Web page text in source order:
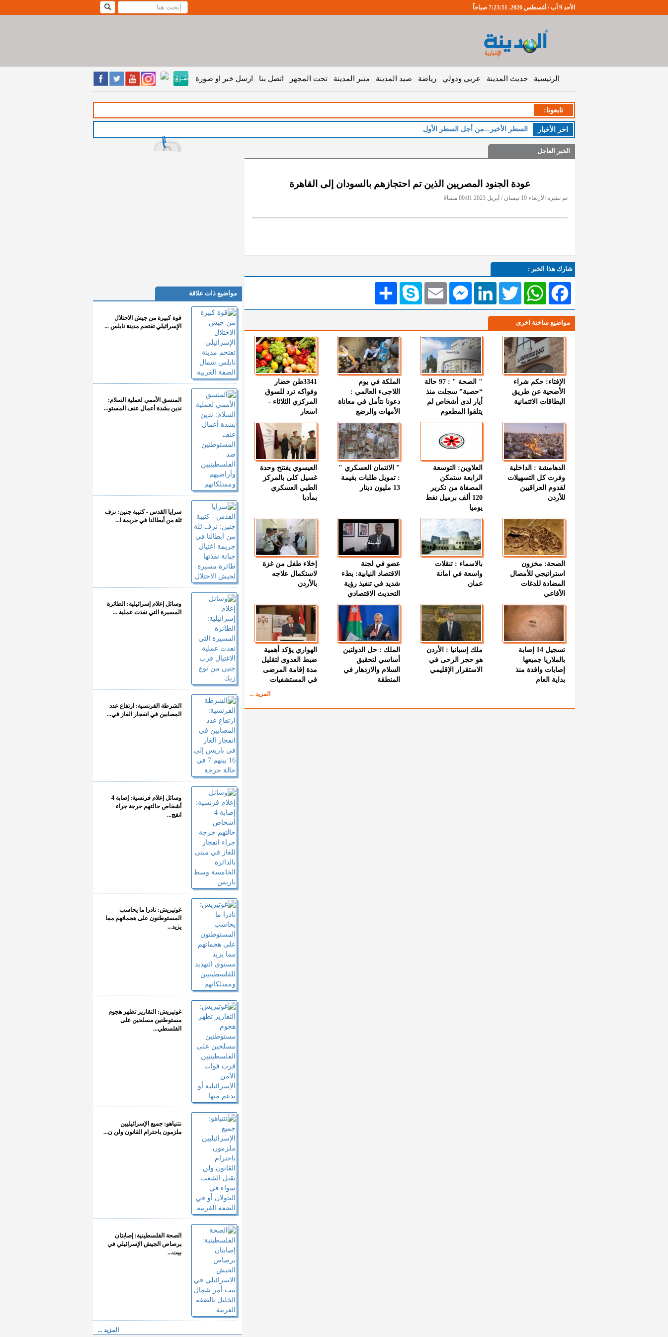
الأحد 9 آب / أغسطس 2026. 7:23:52 صباحاً
الرئيسية حديث المدينة عربي ودولي رياضة صيد المدينة منبر المدينة تحت المجهر اتصل بنا ارسل خبر او صورة
تابعونا:
اخر اﻷخبار السطر الأخير...من أجل السطر الأول
الخبر العاجل
عودة الجنود المصريين الذين تم احتجازهم بالسودان إلى القاهرة
تم نشره الأربعاء 19 نيسان / أبريل 2023 09:01 مساءً
شارك هذا الخبر :
انشر Skype EmailMessengerLinkedIn TwitterWhatsAppFacebook
مواضيع ساخنة اخرى
الإفتاء: حكم شراء
الأضحية عن طريق
البطاقات الائتمانية
" الصحة " : 97 حالة
“حصبة” سجلت منذ
أيار لدى أشخاص لم
يتلقوا المطعوم
الملكة في يوم
اللاجىء العالمي :
دعونا نتأمل في معاناة
الأمهات والرضع
3341طن خضار
وفواكه ترد للسوق
المركزي الثلاثاء -
اسعار
الدهامشة : الداخلية
وفرت كل التسهيلات
لقدوم العراقيين
للأردن
العلاوين: التوسعة
الرابعة ستمكن
المصفاة من تكرير
120 ألف برميل نفط
يوميا
" الائتمان العسكري "
: تمويل طلبات بقيمة
13 مليون دينار
العيسوي يفتتح وحدة
غسيل كلى بالمركز
الطبي العسكري
بمأدبا
الصحة: مخزون
استراتيجي للأمصال
المضادة للدغات
الأفاعي
بالاسماء : تنقلات
واسعة في امانة
عمان
عضو في لجنة
الاقتصاد النيابية: بطء
شديد في تنفيذ رؤية
التحديث الاقتصادي
إخلاء طفل من غزة
لاستكمال علاجه
بالأردن
تسجيل 14 إصابة
بالملاريا جميعها
إصابات وافدة منذ
بداية العام
ملك إسبانيا : الأردن
هو حجر الرحى في
الاستقرار الإقليمي
الملك : حل الدولتين
أساسي لتحقيق
السلام والازدهار في
المنطقة
الهواري يؤكد أهمية
ضبط العدوى لتقليل
مدة إقامة المرضى
في المستشفيات
المزيد ...
مواضيع ذات علاقة
قوة كبيرة من جيش الاحتلال
الإسرائيلي تقتحم مدينة نابلس ...
المنسق الأممي لعملية السلام:
ندين بشدة أعمال عنف المستو...
سرايا القدس - كتيبة جنين: نزف
ثلة من أبطالنا في جريمة ا...
وسائل إعلام إسرائيلية: الطائرة
المسيرة التي نفذت عملية ...
الشرطة الفرنسية: ارتفاع عدد
المصابين في انفجار الغاز في...
وسائل إعلام فرنسية: إصابة 4
أشخاص حالتهم حرجة جراء
انفج...
غوتيريش: نادرا ما يحاسب
المستوطنون على هجماتهم مما
يزيد...
غوتيريش: التقارير تظهر هجوم
مستوطنين مسلحين على
الفلسطي...
نتنياهو: جميع الإسرائيليين
ملزمون باحترام القانون ولن ن...
الصحة الفلسطينية: إصابتان
برصاص الجيش الإسرائيلي في
بيت...
المزيد ...